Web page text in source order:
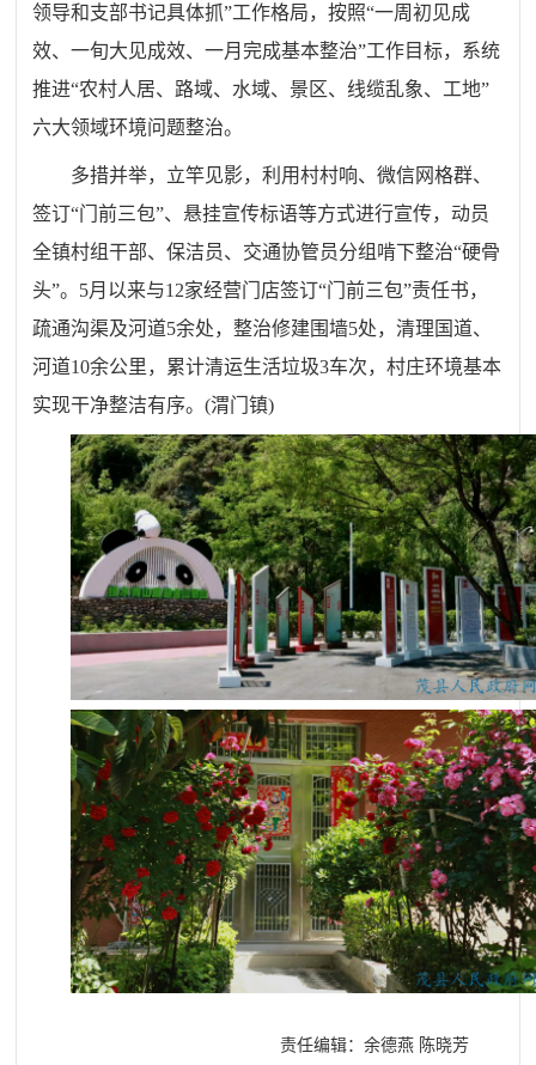
领导和支部书记具体抓”工作格局，按照“一周初见成
效、一旬大见成效、一月完成基本整治”工作目标，系统
推进“农村人居、路域、水域、景区、线缆乱象、工地”
六大领域环境问题整治。
多措并举，立竿见影，利用村村响、微信网格群、
签订“门前三包”、悬挂宣传标语等方式进行宣传，动员
全镇村组干部、保洁员、交通协管员分组啃下整治“硬骨
头”。5月以来与12家经营门店签订“门前三包”责任书，
疏通沟渠及河道5余处，整治修建围墙5处，清理国道、
河道10余公里，累计清运生活垃圾3车次，村庄环境基本
实现干净整洁有序。(渭门镇)
责任编辑：余德燕 陈晓芳